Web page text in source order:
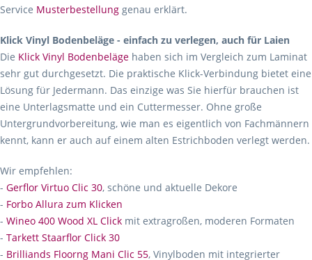
Service Musterbestellung genau erklärt.
Klick Vinyl Bodenbeläge - einfach zu verlegen, auch für Laien
Die Klick Vinyl Bodenbeläge haben sich im Vergleich zum Laminat
sehr gut durchgesetzt. Die praktische Klick-Verbindung bietet eine
Lösung für Jedermann. Das einzige was Sie hierfür brauchen ist
eine Unterlagsmatte und ein Cuttermesser. Ohne große
Untergrundvorbereitung, wie man es eigentlich von Fachmännern
kennt, kann er auch auf einem alten Estrichboden verlegt werden.
Wir empfehlen:
- Gerflor Virtuo Clic 30, schöne und aktuelle Dekore
- Forbo Allura zum Klicken
- Wineo 400 Wood XL Click mit extragroßen, moderen Formaten
- Tarkett Staarflor Click 30
- Brilliands Floorng Mani Clic 55, Vinylboden mit integrierter